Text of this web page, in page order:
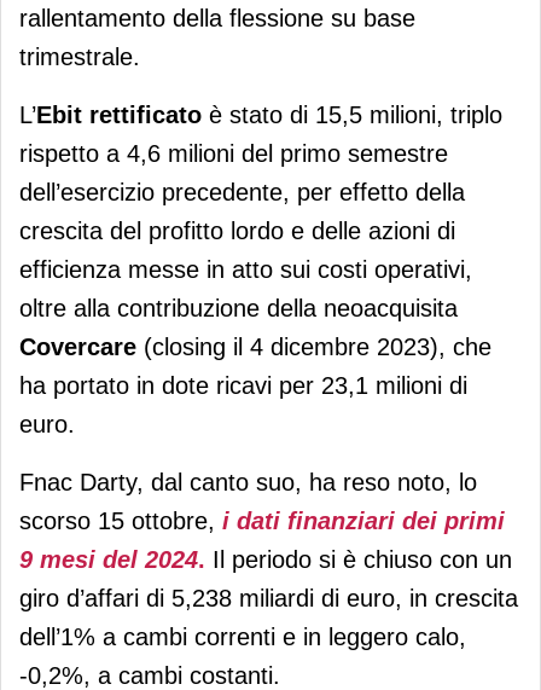
rallentamento della flessione su base
trimestrale.
L’Ebit rettificato è stato di 15,5 milioni, triplo
rispetto a 4,6 milioni del primo semestre
dell’esercizio precedente, per effetto della
crescita del profitto lordo e delle azioni di
efficienza messe in atto sui costi operativi,
oltre alla contribuzione della neoacquisita
Covercare (closing il 4 dicembre 2023), che
ha portato in dote ricavi per 23,1 milioni di
euro.
Fnac Darty, dal canto suo, ha reso noto, lo
scorso 15 ottobre, i dati finanziari dei primi
9 mesi del 2024. Il periodo si è chiuso con un
giro d’affari di 5,238 miliardi di euro, in crescita
dell’1% a cambi correnti e in leggero calo,
-0,2%, a cambi costanti.